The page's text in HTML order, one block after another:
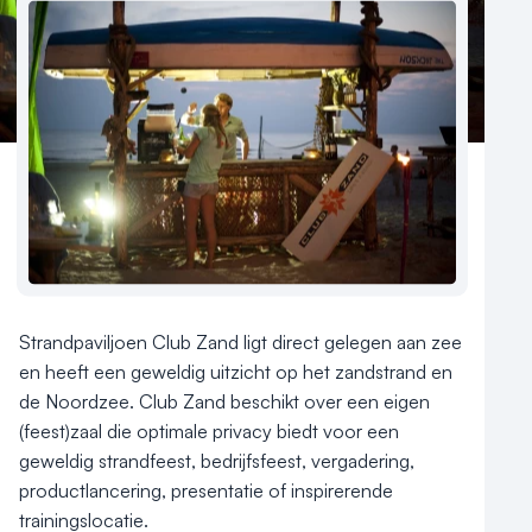
Reviews (5⭐️)
Contact
Club Zand in Castricum aan Zee is een trendy
strandpaviljoen en vormt de ideale locatie voor
vergaderingen en evenementen!
Strandpaviljoen Club Zand ligt direct gelegen aan zee
en heeft een geweldig uitzicht op het zandstrand en
de Noordzee. Club Zand beschikt over een eigen
(feest)zaal die optimale privacy biedt voor een
geweldig strandfeest, bedrijfsfeest, vergadering,
productlancering, presentatie of inspirerende
trainingslocatie.